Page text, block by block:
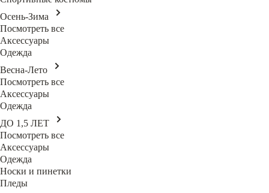
Осень-Зима
Посмотреть все
Аксессуары
Одежда
Весна-Лето
Посмотреть все
Аксессуары
Одежда
ДО 1,5 ЛЕТ
Посмотреть все
Аксессуары
Одежда
Носки и пинетки
Пледы